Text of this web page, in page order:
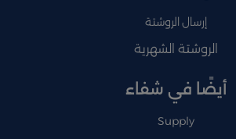
إرسال الروشتة
الروشتة الشهرية
أيضًا في شفاء
Supply